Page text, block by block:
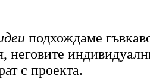
подхождаме
неговите
с проекта.